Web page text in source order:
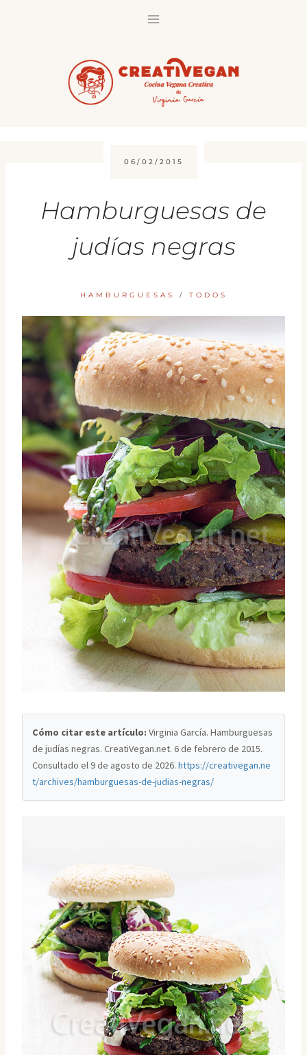
06/02/2015
Hamburguesas de
judías negras
HAMBURGUESAS / TODOS
Cómo citar este artículo: Virginia García. Hamburguesas
de judías negras. CreatiVegan.net. 6 de febrero de 2015.
Consultado el9 de agosto de 2026.https://creativegan.ne
t/archives/hamburguesas-de-judias-negras/